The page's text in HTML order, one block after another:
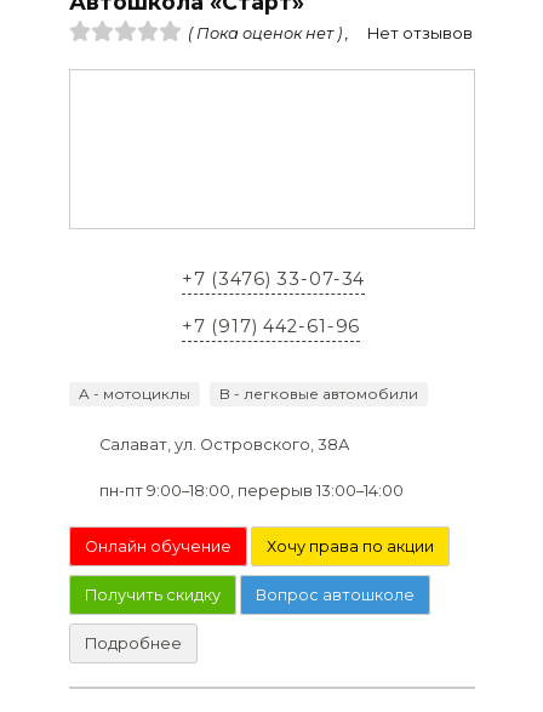
( Пока оценок нет ) , Нет отзывов
+7 (3476) 33-07-34
+7 (917) 442-61-96
A - мотоциклы B - легковые автомобили
Салават, ул. Островского, 38А
пн-пт 9:00–18:00, перерыв 13:00–14:00
Онлайн обучение Хочу права по акции
Получить скидку Вопрос автошколе
Подробнее